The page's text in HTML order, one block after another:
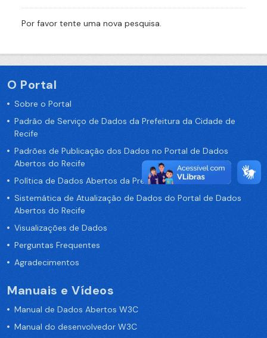
Por favor tente uma nova pesquisa.
O Portal
Sobre o Portal
Padrão de Serviço de Dados da Prefeitura da Cidade de
Recife
Padrões de Publicação dos Dados no Portal de Dados
Abertos do Recife
Política de Dados Abertos da Prefeitura do Recife
Sistemática de Atualização de Dados do Portal de Dados
Abertos do Recife
Visualizações de Dados
Perguntas Frequentes
Agradecimentos
Manuais e Vídeos
Manual de Dados Abertos W3C
Manual do desenvolvedor W3C